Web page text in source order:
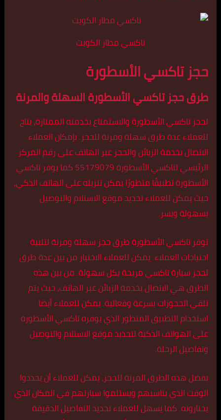
تاكسي مطار الكويت
حجز تاكسي الأسطورة
طرق حجز تاكسي الأسطورة السهلة والمرنة
لحجز تاكسي الأسطورة والاستمتاع بخدمته الممتازة، يتاح
للعملاء عدة طرق سهلة ومرنة للحجز. بإمكان العملاء
الاتصال بخدمة الزبائن والحجز عبر الهاتف على رقم المركز
الرئيسي لتاكسي الأسطورة 55179079 كما يوفر تاكسي
الأسطورة تطبيقًا متطورًا يمكن تنزيله على الهاتف الذكي،
حيث يمكن للعملاء تحديد موقع الاستلام والتوصيل
بسهولة ويسر.
توفر تاكسي الأسطورة طرق حجز سهلة ومرنة لتلبية
احتياجات العملاء. يمكن للعملاء الاختيار من بين عدة طرق
لحجز سيارة تاكسي مريحة بكل سهولة. من بين هذه
الطرق هي الاتصال بخدمة الزبائن عبر الهاتف، حيث يتم
تلقي الحجوزات بسرعة وفعالية. يمكن للعملاء أيضا
استخدام التطبيق المتطور الذي يوفره تاكسي الأسطورة
على الهواتف الذكية لتحديد موقع الاستلام والتوصيل
وتفاصيل الرحلة.
بفضل هذه الطرق المرنة للحجز، يمكن للعملاء أن يحددوا
الوقت الذي يناسبهم ويستلموا سيارتهم في المكان الذي
يختارونه. كما يسهل للعملاء تحديد التفاصيل الدقيقة